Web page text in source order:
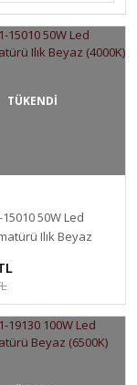
TÜKENDİ
15010 50W Led
Ilık Beyaz